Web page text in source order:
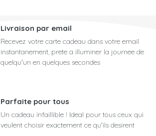
Livraison par email
Recevez votre carte cadeau dans votre email
instantanement, prete a illuminer la journee de
quelqu'un en quelques secondes
Parfaite pour tous
Un cadeau infaillible ! Ideal pour tous ceux qui
veulent choisir exactement ce qu'ils desirent